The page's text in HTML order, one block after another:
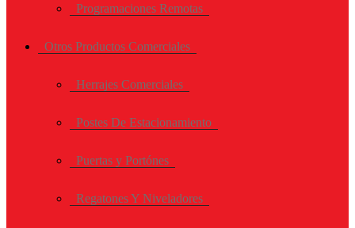
Programaciones Remotas
Otros Productos Comerciales
Herrajes Comerciales
Postes De Estacionamiento
Puertas y Portónes
Regatones Y Niveladores